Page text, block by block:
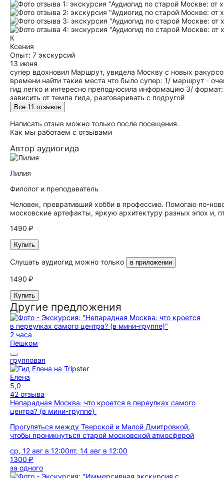
К
Ксения
Опыт: 7 экскурсий
13 июня
супер вдохновил Маршрут, увидела Москву с новых
времени найти такие места что было супер: 1/ маршрут -
гид легко и интересно преподносила информацию 3/
зависить от темпа гида, разговаривать с подругой
Все 11 отзывов
Написать отзыв можно только после посещения.
Как мы работаем с отзывами
Автор аудиогида
Лилия
Филолог и преподаватель
Человек, превративший хобби в профессию. Помогаю по-
московские артефакты, яркую архитектуру разных эпох и,
1490 ₽
Купить
Слушать аудиогид можно только в приложении
1490 ₽
Купить
Другие предложения
2 часа
Пешком
групповая
Елена
5,0
42 отзыва
Непарадная Москва: что кроется в переулках самого
центра? (в мини-группе)
Прогуляться между Тверской и Малой Дмитровкой,
чтобы проникнуться старой московской атмосферой
ср, 12 авг в 12:00пт, 14 авг в 12:00
1300 ₽
за одного